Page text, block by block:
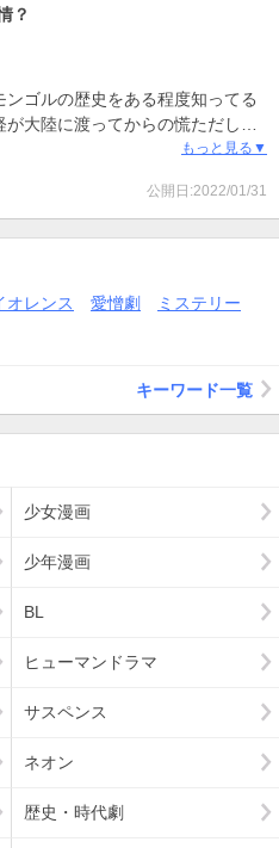
？
ゴルの歴史をある程度知ってる
大陸に渡ってからの慌ただしい
もっと見る▼
公開日:2022/01/31
オレンス 愛憎劇
ミステリー
キーワード一覧
少女漫画
少年漫画
BL
ヒューマンドラマ
サスペンス
ネオン
歴史・時代劇